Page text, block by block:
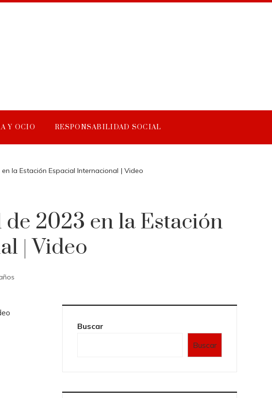
Y OCIO RESPONSABILIDAD SOCIAL
la Estación Espacial Internacional | Video
2023 en la Estación
| Video
Buscar
Buscar